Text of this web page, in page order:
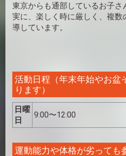
東京からも通部しているお子さ
実に、楽しく時に厳しく、複数
導しています。
活動日程（年末年始やお盆
ります）
日曜
日
9:00〜12:00
運動能力や体格が劣っても